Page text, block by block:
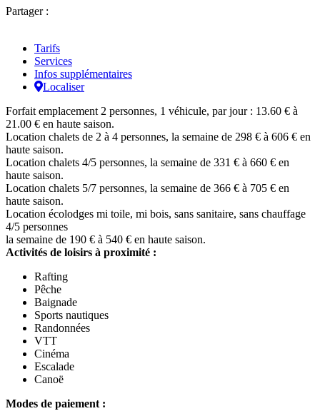
Partager :
Tarifs
Services
Infos supplémentaires
Localiser
Forfait emplacement 2 personnes, 1 véhicule, par jour : 13.60 € à
21.00 € en haute saison.
Location chalets de 2 à 4 personnes, la semaine de 298 € à 606 € en
haute saison.
Location chalets 4/5 personnes, la semaine de 331 € à 660 € en
haute saison.
Location chalets 5/7 personnes, la semaine de 366 € à 705 € en
haute saison.
Location écolodges mi toile, mi bois, sans sanitaire, sans chauffage
4/5 personnes
la semaine de 190 € à 540 € en haute saison.
Activités de loisirs à proximité :
Rafting
Pêche
Baignade
Sports nautiques
Randonnées
VTT
Cinéma
Escalade
Canoë
Modes de paiement :